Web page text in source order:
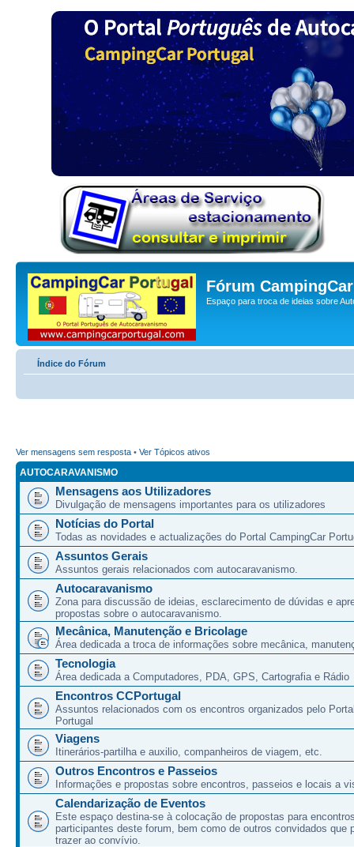
Fórum
Espaço para troca de ideias sobre
Índice do Fórum
Ver mensagens sem resposta • Ver Tópicos ativos
AUTOCARAVANISMO
Mensagens aos Utilizadores
Divulgação de mensagens importantes para os utilizadores
Notícias do Portal
Todas as novidades e actualizações do Portal CampingCar
Assuntos Gerais
Assuntos gerais relacionados com autocaravanismo.
Autocaravanismo
Zona para discussão de ideias, esclarecimento de dúvidas e
propostas sobre o autocaravanismo.
Mecânica, Manutenção e Bricolage
Área dedicada a troca de informações sobre mecânica,
Tecnologia
Área dedicada a Computadores, PDA, GPS, Cartografia e Rádio
Encontros CCPortugal
Assuntos relacionados com os encontros organizados pelo
Portugal
Viagens
Itinerários-partilha e auxilio, companheiros de viagem, etc.
Outros Encontros e Passeios
Informações e propostas sobre encontros, passeios e locais a
Calendarização de Eventos
Este espaço destina-se à colocação de propostas para
participantes deste forum, bem como de outros convidados que
trazer ao convívio.